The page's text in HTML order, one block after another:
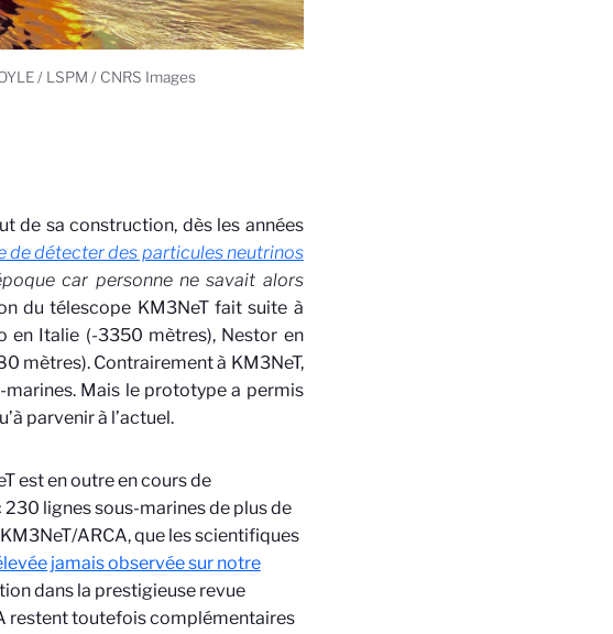
/ LSPM / CNRS Images
de sa construction, dès les années
de détecter des particules neutrinos
car personne ne savait alors
du télescope KM3NeT fait suite à
en Italie (-3350 mètres), Nestor en
mètres). Contrairement à KM3NeT,
marines. Mais le prototype a permis
parvenir à l’actuel.
est en outre en cours de
lignes sous-marines de plus de
ARCA, que les scientifiques
jamais observée sur notre
dans la prestigieuse revue
restent toutefois complémentaires